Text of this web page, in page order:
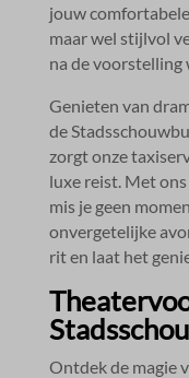
jouw
maar wel stijlvol
na de voorstelling
Genieten van
de
zorgt onze
luxe reist.​ Met
mis je geen
onvergetelijke
rit en laat het
Ontdek de magie